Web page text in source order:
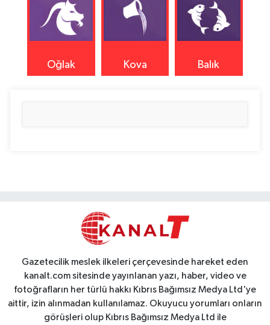
Oğlak Kova Balık
Gazetecilik meslek ilkeleri çerçevesinde hareket eden
kanalt.com sitesinde yayınlanan yazı, haber, video ve
fotoğrafların her türlü hakkı Kıbrıs Bağımsız Medya Ltd'ye
aittir, izin alınmadan kullanılamaz. Okuyucu yorumları onların
görüşleri olup Kıbrıs Bağımsız Medya Ltd ile